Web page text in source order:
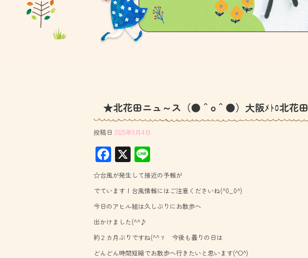
★北花田ニュ～ス（●＾o＾●）大阪ﾒﾄﾛ北花田
投稿日 2025年9月4日
F
ac
e
b
o
ok
X
ne
☆台風が発生して接近の予報が
でています！台風情報にはご注意くださいね(^0_0^)
今日のアヒル組は久しぶりにお散歩へ
出かけました(^^♪
約２カ月ぶりですね(^^ゞ 今後も曇りの日は
どんどん時間短縮でお散歩へ行きたいと思います(^O^)